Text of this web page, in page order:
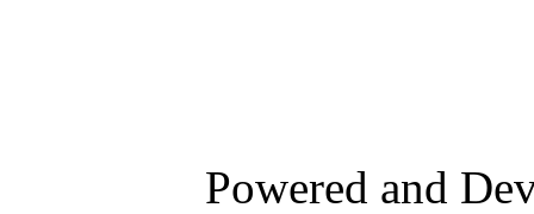
Powered and